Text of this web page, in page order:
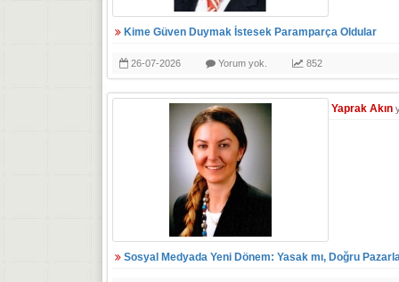
Kime Güven Duymak İstesek Paramparça Oldular
26-07-2026 Yorum yok. 852
Yaprak Akın
Sosyal Medyada Yeni Dönem: Yasak mı, Doğru